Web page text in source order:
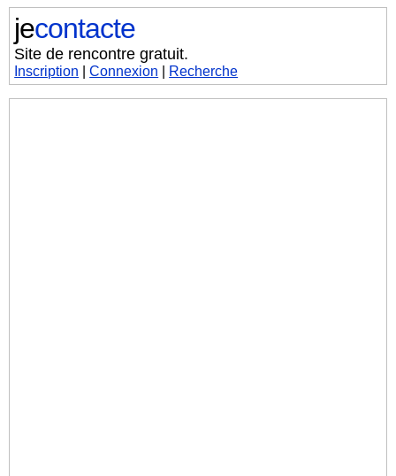
jecontacte
Site de rencontre gratuit.
Inscription |Connexion Recherche